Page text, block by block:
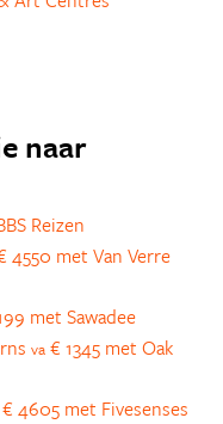
naar
Reizen
4550 met Van Verre
met Sawadee
va € 1345 met Oak
€ 4605 met Fivesenses